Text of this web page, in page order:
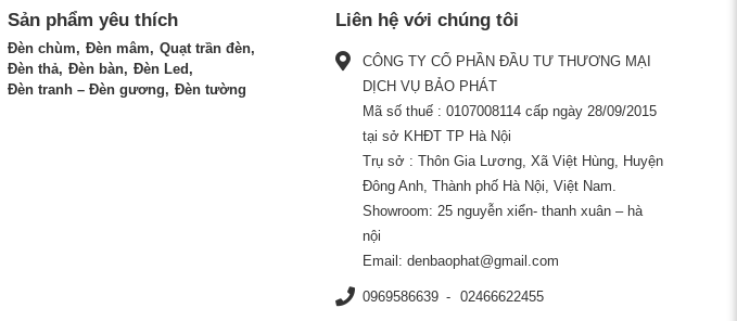
Sản phẩm yêu thích
Đèn chùm Đèn mâm
Quạt trần đèn
Đèn thả
Đèn bàn
Đèn Led
Đèn tranh – Đèn gương
Đèn tường
Liên hệ với chúng tôi
CÔNG TY CỔ PHẦN ĐẦU TƯ THƯƠNG MẠI
DỊCH VỤ BẢO PHÁT
Mã số thuế : 0107008114 cấp ngày 28/09/2015
tại sở KHĐT TP Hà Nội
Trụ sở : Thôn Gia Lương, Xã Việt Hùng, Huyện
Đông Anh, Thành phố Hà Nội, Việt Nam.
Showroom: 25 nguyễn xiển- thanh xuân – hà
nội
Email:denbaophat@gmail.com
0969586639 02466622455